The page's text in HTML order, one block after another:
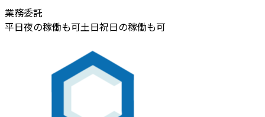
業務委託
平日夜の稼働も可土日祝日の稼働も可